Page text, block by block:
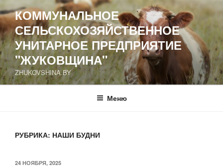
Перейти
к
содержимому
КОММУНАЛЬНОЕ
СЕЛЬСКОХОЗЯЙСТВЕННОЕ
УНИТАРНОЕ ПРЕДПРИЯТИЕ
"ЖУКОВЩИНА"
ZHUKOVSHINA.BY
Меню
РУБРИКА: НАШИ БУДНИ
ОПУБЛИКОВАНО
24 НОЯБРЯ, 2025